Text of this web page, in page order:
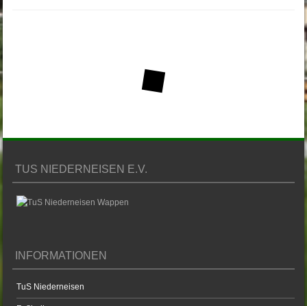
TUS NIEDERNEISEN E.V.
INFORMATIONEN
TuS Niederneisen